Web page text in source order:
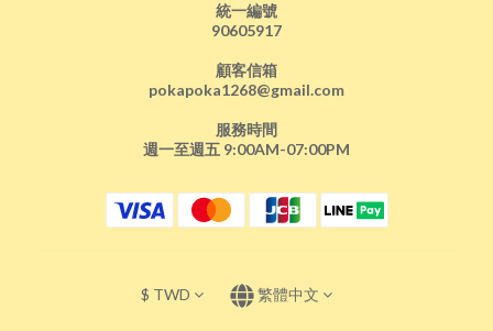
統一編號
90605917
顧客信箱
pokapoka1268@gmail.com
服務時間
週一至週五 9:00AM-07:00PM
$ TWD 繁體中文